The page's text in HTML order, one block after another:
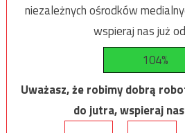
niezależnych ośrodków
wspieraj nas już
104%
Uważasz, że robimy dobrą
do jutra, wspieraj